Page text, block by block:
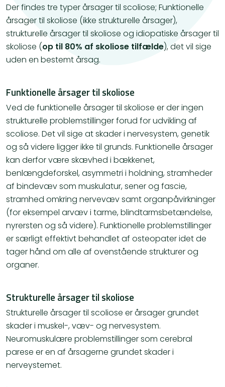
Der findes tre typer årsager til scoliose; Funktionelle
årsager til skoliose (ikke strukturelle årsager),
strukturelle årsager til skoliose og idiopatiske årsager til
skoliose (op til 80% af skoliose tilfælde), det vil sige
uden en bestemt årsag.
Funktionelle årsager til skoliose
Ved de funktionelle årsager til skoliose er der ingen
strukturelle problemstillinger forud for udvikling af
scoliose. Det vil sige at skader i nervesystem, genetik
og så videre ligger ikke til grunds. Funktionelle årsager
kan derfor være skævhed i bækkenet,
benlængdeforskel, asymmetri i holdning, stramheder
af bindevæv som muskulatur, sener og fascie,
stramhed omkring nervevæv samt organpåvirkninger
(for eksempel arvæv i tarme, blindtarmsbetændelse,
nyrersten og så videre). Funktionelle problemstillinger
er særligt effektivt behandlet af osteopater idet de
tager hånd om alle af ovenstående strukturer og
organer.
Strukturelle årsager til skoliose
Strukturelle årsager til scoliose er årsager grundet
skader i muskel-, væv- og nervesystem.
Neuromuskulære problemstillinger som cerebral
parese er en af årsagerne grundet skader i
nerveystemet.